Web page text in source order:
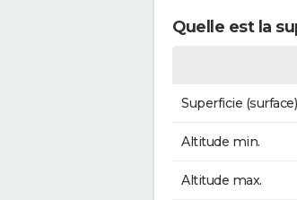
Quelle est la
Superficie (surface)
Altitude min.
Altitude max.